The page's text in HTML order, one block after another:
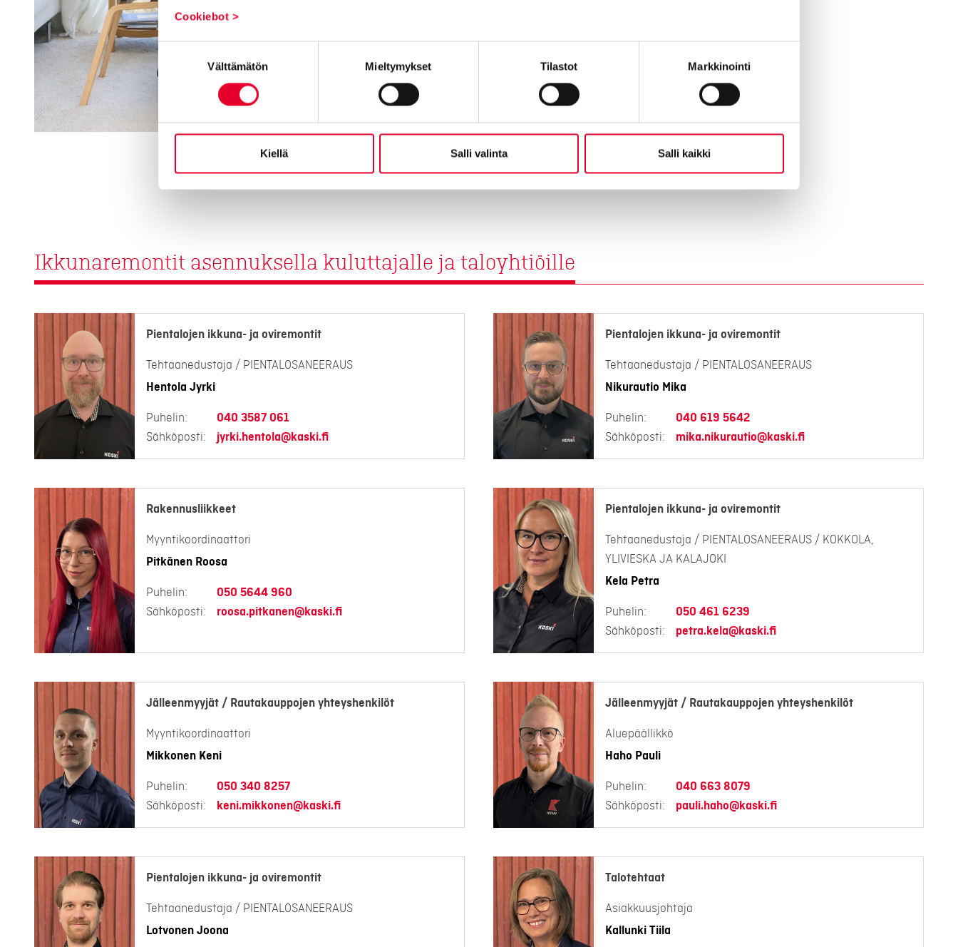
Cookiebot >
Suostumuksen
valinta
Välttämätön Mieltymykset Tilastot Markkinointi
Kiellä Salli valinta Salli kaikki
Ikkunaremontit asennuksella kuluttajalle ja taloyhtiöille
Pientalojen ikkuna- ja oviremontit
Tehtaanedustaja / PIENTALOSANEERAUS
Hentola Jyrki
Puhelin:
040 3587 061
Sähköposti:
jyrki.hentola@kaski.fi
Pientalojen ikkuna- ja oviremontit
Tehtaanedustaja / PIENTALOSANEERAUS
Nikurautio Mika
Puhelin:
040 619 5642
Sähköposti:
mika.nikurautio@kaski.fi
Rakennusliikkeet
Myyntikoordinaattori
Pitkänen Roosa
Puhelin:
050 5644 960
Sähköposti:
roosa.pitkanen@kaski.fi
Pientalojen ikkuna- ja oviremontit
Tehtaanedustaja / PIENTALOSANEERAUS / KOKKOLA,
YLIVIESKA JA KALAJOKI
Kela Petra
Puhelin:
050 461 6239
Sähköposti:
petra.kela@kaski.fi
Jälleenmyyjät / Rautakauppojen yhteyshenkilöt
Myyntikoordinaattori
Mikkonen Keni
Puhelin:
050 340 8257
Sähköposti:
keni.mikkonen@kaski.fi
Jälleenmyyjät / Rautakauppojen yhteyshenkilöt
Aluepäällikkö
Haho Pauli
Puhelin:
040 663 8079
Sähköposti:
pauli.haho@kaski.fi
Pientalojen ikkuna- ja oviremontit
Tehtaanedustaja / PIENTALOSANEERAUS
Lotvonen Joona
Talotehtaat
Asiakkuusjohtaja
Kallunki Tiila